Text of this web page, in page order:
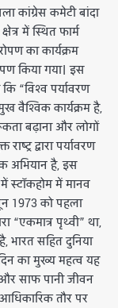
कांग्रेस कमेटी बांदा
में स्थित फार्म
का कार्यक्रम
किया गया। इस
“विश्व पर्यावरण
वैश्विक कार्यक्रम है,
बढ़ाना और लोगों
द्वारा पर्यावरण
अभियान है, इस
में स्टॉकहोम में मानव
1973 को पहला
“एकमात्र पृथ्वी” था,
है, भारत सहित दुनिया
का मुख्य महत्व यह
साफ पानी जीवन
तौर पर